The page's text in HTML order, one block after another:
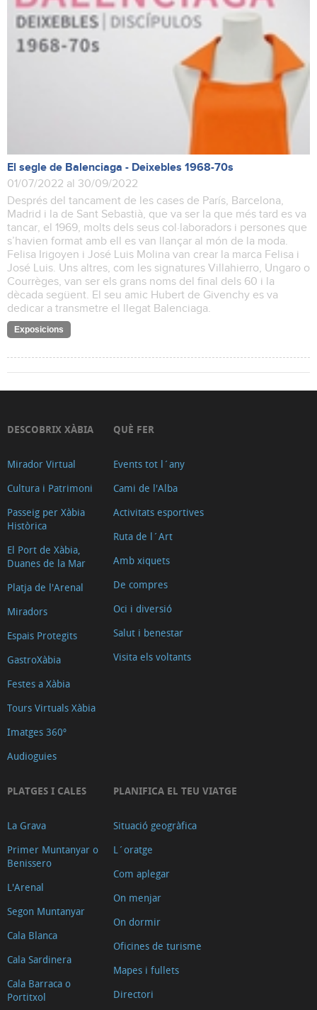
El segle de Balenciaga - Deixebles 1968-70s
01/07/2022 al 30/09/2022
Després del tancament de les cases de París, Barcelona,
Madrid i la de Sant Sebastià, que va ser la que més tard es va
tancar, el 1969, molts dels seus col·laboradors i persones que
s’havien format amb ell es van llançar al món de la moda.
Felisa Irigoyen i José Luis Molina van crear la marca Felisa i
José Luis. Uns altres, com les signatures Villahierro, Ungaro o
Courrèges, van ser els grans noms del final dels 60 i la
dècada següent. El seu amic Hubert de Givenchy es va
dedicar a transmetre el llegat Balenciaga.
Exposicions
DESCOBRIX XÀBIA
Mirador Virtual
Cultura i Patrimoni
Passeig per Xàbia
Històrica
El Port de Xàbia,
Duanes de la Mar
Platja de l'Arenal
Miradors
Espais Protegits
GastroXàbia
Festes a Xàbia
Tours Virtuals Xàbia
Imatges 360º
Audioguies
QUÈ FER
Events tot l´any
Cami de l'Alba
Activitats esportives
Ruta de l´Art
Amb xiquets
De compres
Oci i diversió
Salut i benestar
Visita els voltants
PLATGES I CALES
La Grava
Primer Muntanyar o
Benissero
L'Arenal
Segon Muntanyar
Cala Blanca
Cala Sardinera
Cala Barraca o
Portitxol
PLANIFICA EL TEU VIATGE
Situació geogràfica
L´oratge
Com aplegar
On menjar
On dormir
Oficines de turisme
Mapes i fullets
Directori